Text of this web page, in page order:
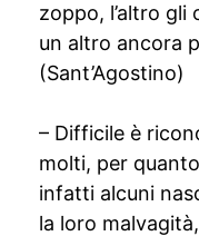
zoppo, l’altro gli
un altro ancora
(Sant’Agostino)
– Difficile è
molti, per
infatti alcuni
la loro